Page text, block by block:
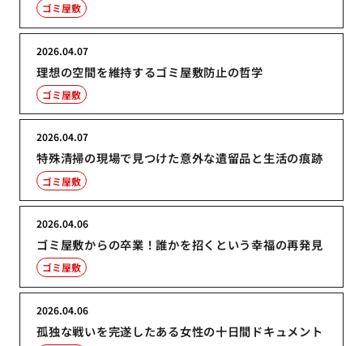
ゴミ屋敷
理想の空間を維持するゴミ屋敷防止の哲学
2026.04.07
ゴミ屋敷
特殊清掃の現場で見つけた意外な遺留品と生活の痕跡
2026.04.07
ゴミ屋敷
ゴミ屋敷からの卒業！誰かを招くという幸福の再発見
2026.04.06
ゴミ屋敷
孤独な戦いを完遂したある女性の十日間ドキュメント
2026.04.06